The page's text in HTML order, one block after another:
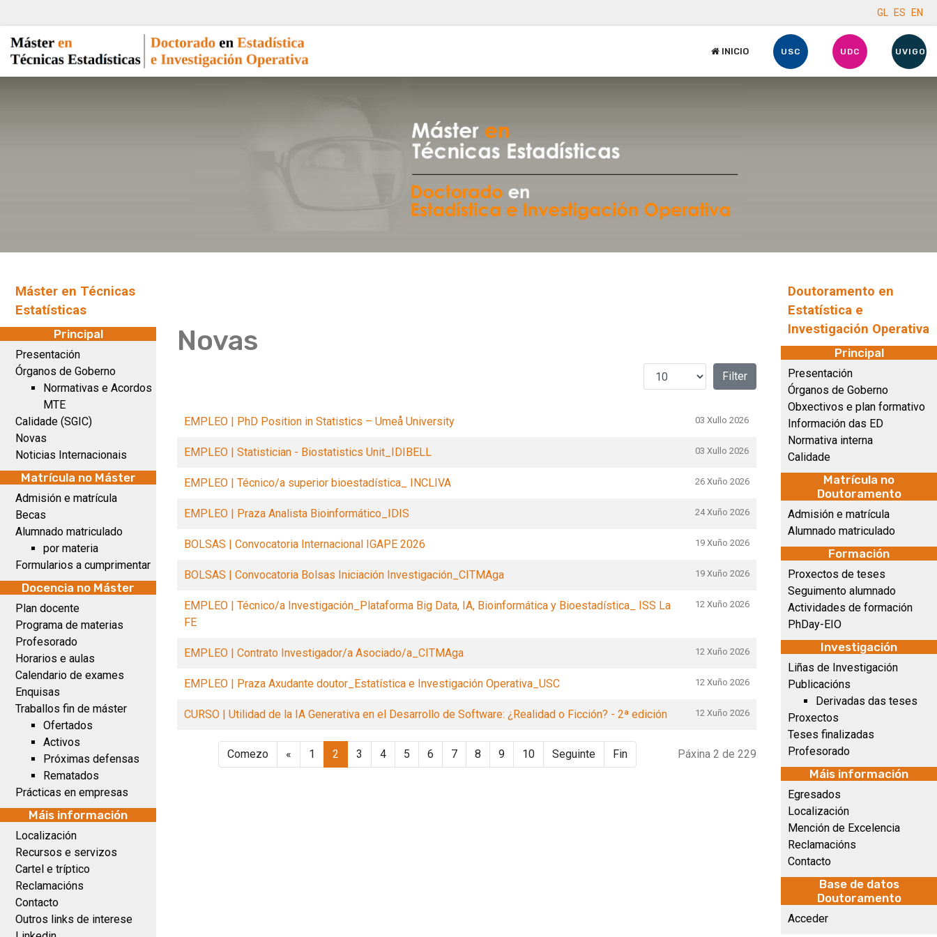
GL ES EN
INICIO USC UDC UVIGO
Máster en Técnicas
Estatísticas
Principal
Presentación
Órganos de Goberno
Normativas e Acordos
MTE
Calidade (SGIC)
Novas
Noticias Internacionais
Matrícula no Máster
Admisión e matrícula
Becas
Alumnado matriculado
por materia
Formularios a cumprimentar
Docencia no Máster
Plan docente
Programa de materias
Profesorado
Horarios e aulas
Calendario de exames
Enquisas
Traballos fin de máster
Ofertados
Activos
Próximas defensas
Rematados
Prácticas en empresas
Máis información
Localización
Recursos e servizos
Cartel e tríptico
Reclamacións
Contacto
Outros links de interese
Novas
Amosar # Filter
EMPLEO | PhD Position in Statistics – Umeå University 03 Xullo 2026
EMPLEO | Statistician - Biostatistics Unit_IDIBELL 03 Xullo 2026
EMPLEO | Técnico/a superior bioestadística_ INCLIVA 26 Xuño 2026
EMPLEO | Praza Analista Bioinformático_IDIS 24 Xuño 2026
BOLSAS | Convocatoria Internacional IGAPE 2026 19 Xuño 2026
BOLSAS | Convocatoria Bolsas Iniciación Investigación_CITMAga 19 Xuño 2026
EMPLEO | Técnico/a Investigación_Plataforma Big Data, IA, Bioinformática y Bioestadística_ ISS La
FE
12 Xuño 2026
EMPLEO | Contrato Investigador/a Asociado/a_CITMAga 12 Xuño 2026
EMPLEO | Praza Axudante doutor_Estatística e Investigación Operativa_USC 12 Xuño 2026
CURSO | Utilidad de la IA Generativa en el Desarrollo de Software: ¿Realidad o Ficción? - 2ª edición 12 Xuño 2026
Comezo « 1 2 3 4 5 6 7 8 9 10 Seguinte Fin Páxina 2 de 229
Doutoramento en
Estatística e
Investigación Operativa
Principal
Presentación
Órganos de Goberno
Obxectivos e plan formativo
Información das ED
Normativa interna
Calidade
Matrícula no
Doutoramento
Admisión e matrícula
Alumnado matriculado
Formación
Proxectos de teses
Seguimento alumnado
Actividades de formación
PhDay-EIO
Investigación
Liñas de Investigación
Publicacións
Derivadas das teses
Proxectos
Teses finalizadas
Profesorado
Máis información
Egresados
Localización
Mención de Excelencia
Reclamacións
Contacto
Base de datos
Doutoramento
Acceder